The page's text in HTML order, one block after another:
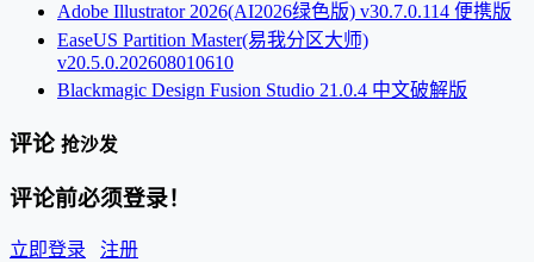
Adobe Illustrator 2026(AI2026绿色版) v30.7.0.114 便携版
EaseUS Partition Master(易我分区大师)
v20.5.0.202608010610
Blackmagic Design Fusion Studio 21.0.4 中文破解版
评论 抢沙发
评论前必须登录！
立即登录 注册